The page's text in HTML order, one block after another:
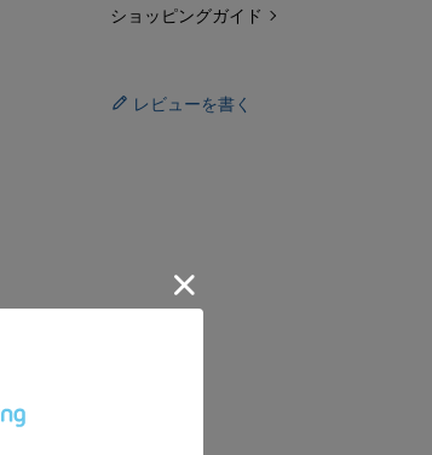
ショッピングガイド
レビューを書く
ITEMS